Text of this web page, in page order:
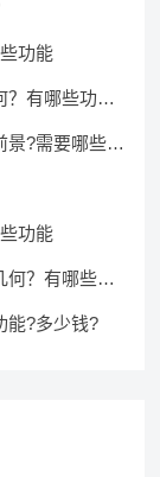
功能
有哪些功能?
景?需要哪些费
功能
何？有哪些前
能?多少钱?